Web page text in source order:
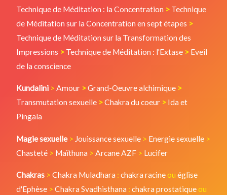
Technique de Méditation : la Concentration > Technique
de Méditation sur la Concentration en sept étapes >
Technique de Méditation sur la Transformation des
Impressions > Technique de Méditation : l'Extase > Eveil
de la conscience
Kundalini > Amour >Grand-Oeuvre alchimique >
Transmutation sexuelle >Chakra du coeur > Ida et
Pingala
Magie sexuelle> Jouissance sexuelle > Energie sexuelle >
Chasteté > Maïthuna > Arcane AZF > Lucifer
Chakras > Chakra Muladhara : chakra racineou église
d'Ephèse > Chakra Svadhisthana : chakra prostatique ou